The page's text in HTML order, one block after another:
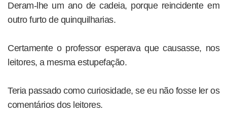
Deram-lhe um ano de cadeia, porque reincidente em
outro furto de quinquilharias.
Certamente o professor esperava que causasse, nos
leitores, a mesma estupefação.
Teria passado como curiosidade, se eu não fosse ler os
comentários dos leitores.